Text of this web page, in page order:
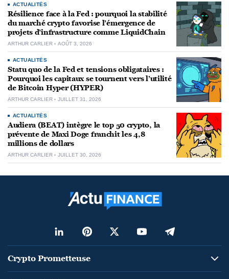
ACTUALITÉS
Résilience face à la Fed : pourquoi la stabilité
du marché crypto favorise l’émergence de
projets d’infrastructure comme LiquidChain
ARTHUR CARLIER AOÛT 3, 2026
ACTUALITÉS
Statu quo de la Fed et tensions obligataires :
Pourquoi les capitaux se tournent vers l’utilité
de Bitcoin Hyper (HYPER)
ARTHUR CARLIER JUILLET 31, 2026
ACTUALITÉS
Audiera (BEAT) intègre le top 50 crypto, la
prévente de Maxi Doge franchit les 4,8
millions de dollars
ARTHUR CARLIER JUILLET 30, 2026
Crypto Prometteuse